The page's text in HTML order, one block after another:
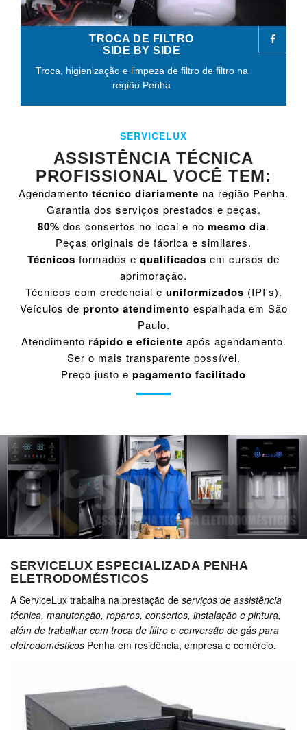
TROCA DE FILTRO
SIDE BY SIDE
Troca, higienização e limpeza de filtro de filtro na
região Penha
SERVICELUX
ASSISTÊNCIA TÉCNICA
PROFISSIONAL VOCÊ TEM:
Agendamento técnico diariamente na região Penha.
Garantia dos serviços prestados e peças.
80% dos consertos no local e no mesmo dia.
Peças originais de fábrica e similares.
Técnicos formados e qualificados em cursos de
aprimoração.
Técnicos com credencial e uniformizados (IPI's).
Veículos de pronto atendimento espalhada em São
Paulo.
Atendimento rápido e eficiente após agendamento.
Ser o mais transparente possível.
Preço justo e pagamento facilitado
SERVICELUX ESPECIALIZADA PENHA
ELETRODOMÉSTICOS
A ServiceLux trabalha na prestação de serviços de assistência
técnica, manutenção, reparos, consertos, instalação e pintura,
além de trabalhar com troca de filtro e conversão de gás para
eletrodomésticos Penha em residência, empresa e comércio.